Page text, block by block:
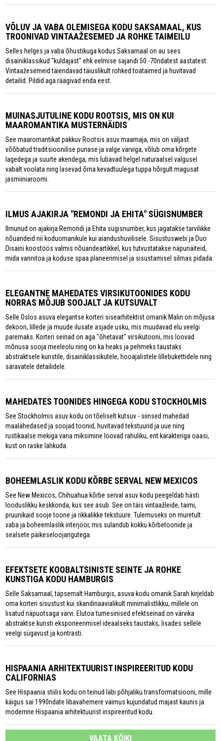
VÕLUV JA VABA OLEMISEGA KODU SAKSAMAAL, KUS
TROONIVAD VINTAAŽESEMED JA ROHKE TAIMEILU
Selles helges ja vaba õhustikuga kodus Saksamaal on au sees
disainiklassikud "kuldajast" ehk eelmise sajandi 50.-70ndatest aastatest.
Vintaažesemeid täiendavad täiuslikult rohked toataimed ja huvitavad
detailid. Pildid aga räägivad enda eest.
MUINASJUTULINE KODU ROOTSIS, MIS ON KUI
MAAROMANTIKA MUSTERNÄIDIS
See maaromantikat pakkuv Rootsis asuv maamaja, mis on väljast
võõbatud traditsioonilise punase ja valge värviga, võlub oma kõrgete
lagedega ja suurte akendega, mis lubavad helgel naturaalsel valgusel
vabalt voolata ning lasevad õrna kevadtuulega tuppa hõrgult magusat
jasmiiniaroomi.
ILMUS AJAKIRJA "REMONDI JA EHITA" SÜGISNUMBER
Ilmunud on ajakirja Remondi ja Ehita sügisnumber, kus jagatakse tarvilikke
nõuandeid nii koduomanikule kui aiandushuvilisele. Sisustuswebi ja Duo
Disaini koostöös valmis nõuandeartikkel, kus tutvustatakse näpunäiteid,
mida vannitoa ja koduse spaa planeerimisel ja sisustamisel silmas pidada.
ELEGANTNE MAHEDATES VIRSIKUTOONIDES KODU
NORRAS MÕJUB SOOJALT JA KUTSUVALT
Selle Oslos asuva elegantse korteri sisearhitektist omanik Malin on mõjusa
dekoori, lillede ja muude ilusate asjade usku, mis muudavad elu veelgi
paremaks. Korteri seinad on aga "õhetavat" virsikutooni, mis loovad
mõnusa sooja meeleolu ning on ka heaks ja pehmeks taustaks
abstraktsele kunstile, disainiklassikutele, hooajalistele lillebukettidele ning
säravatele detailidele.
MAHEDATES TOONIDES HINGEGA KODU STOCKHOLMIS
See Stockholmis asuv kodu on tõeliselt kutsuv - siinsed mahedad
maalähedased ja soojad toonid, huvitavad tekstuurid ja uue ning
rustikaalse mekiga vana miksimine loovad rahuliku, ent karakteriga oaasi,
kust on raske lahkuda.
BOHEEMLASLIK KODU KÕRBE SERVAL NEW MEXICOS
See New Mexicos, Chihuahua kõrbe serval asuv kodu peegeldab hästi
looduslikku keskkonda, kus see asub. See on täis vintaažleide, taimi,
pruunikaid sooje toone ja rikkalikke tekstuure. Tulemuseks on muretult
vaba ja boheemlaslik interjöör, mis sulandub kokku kõrbetoonide ja
sealsete päikeseloojangutega.
EFEKTSETE KOOBALTSINISTE SEINTE JA ROHKE
KUNSTIGA KODU HAMBURGIS
Selle Saksamaal, täpsemalt Hamburgis, asuva kodu omanik Sarah kirjeldab
oma korteri sisustust kui skandinaavialikult minimalistlikku, millele on
lisatud näpuotsaga värvi. Elutoa tumesinised efektseinad on värvika
abstraktse kunsti eksponeerimisel ideaalseks taustaks, lisades sellele
veelgi sügavust ja kontrasti.
HISPAANIA ARHITEKTUURIST INSPIREERITUD KODU
CALIFORNIAS
See Hispaania stiilis kodu on teinud läbi põhjaliku transformatsiooni, mille
käigus sai 1990ndate libavahemere vaimus kujundatud majast kaunis ja
modernne Hispaania arhitektuurist inspireeritud kodu.
VAATA KÕIKI